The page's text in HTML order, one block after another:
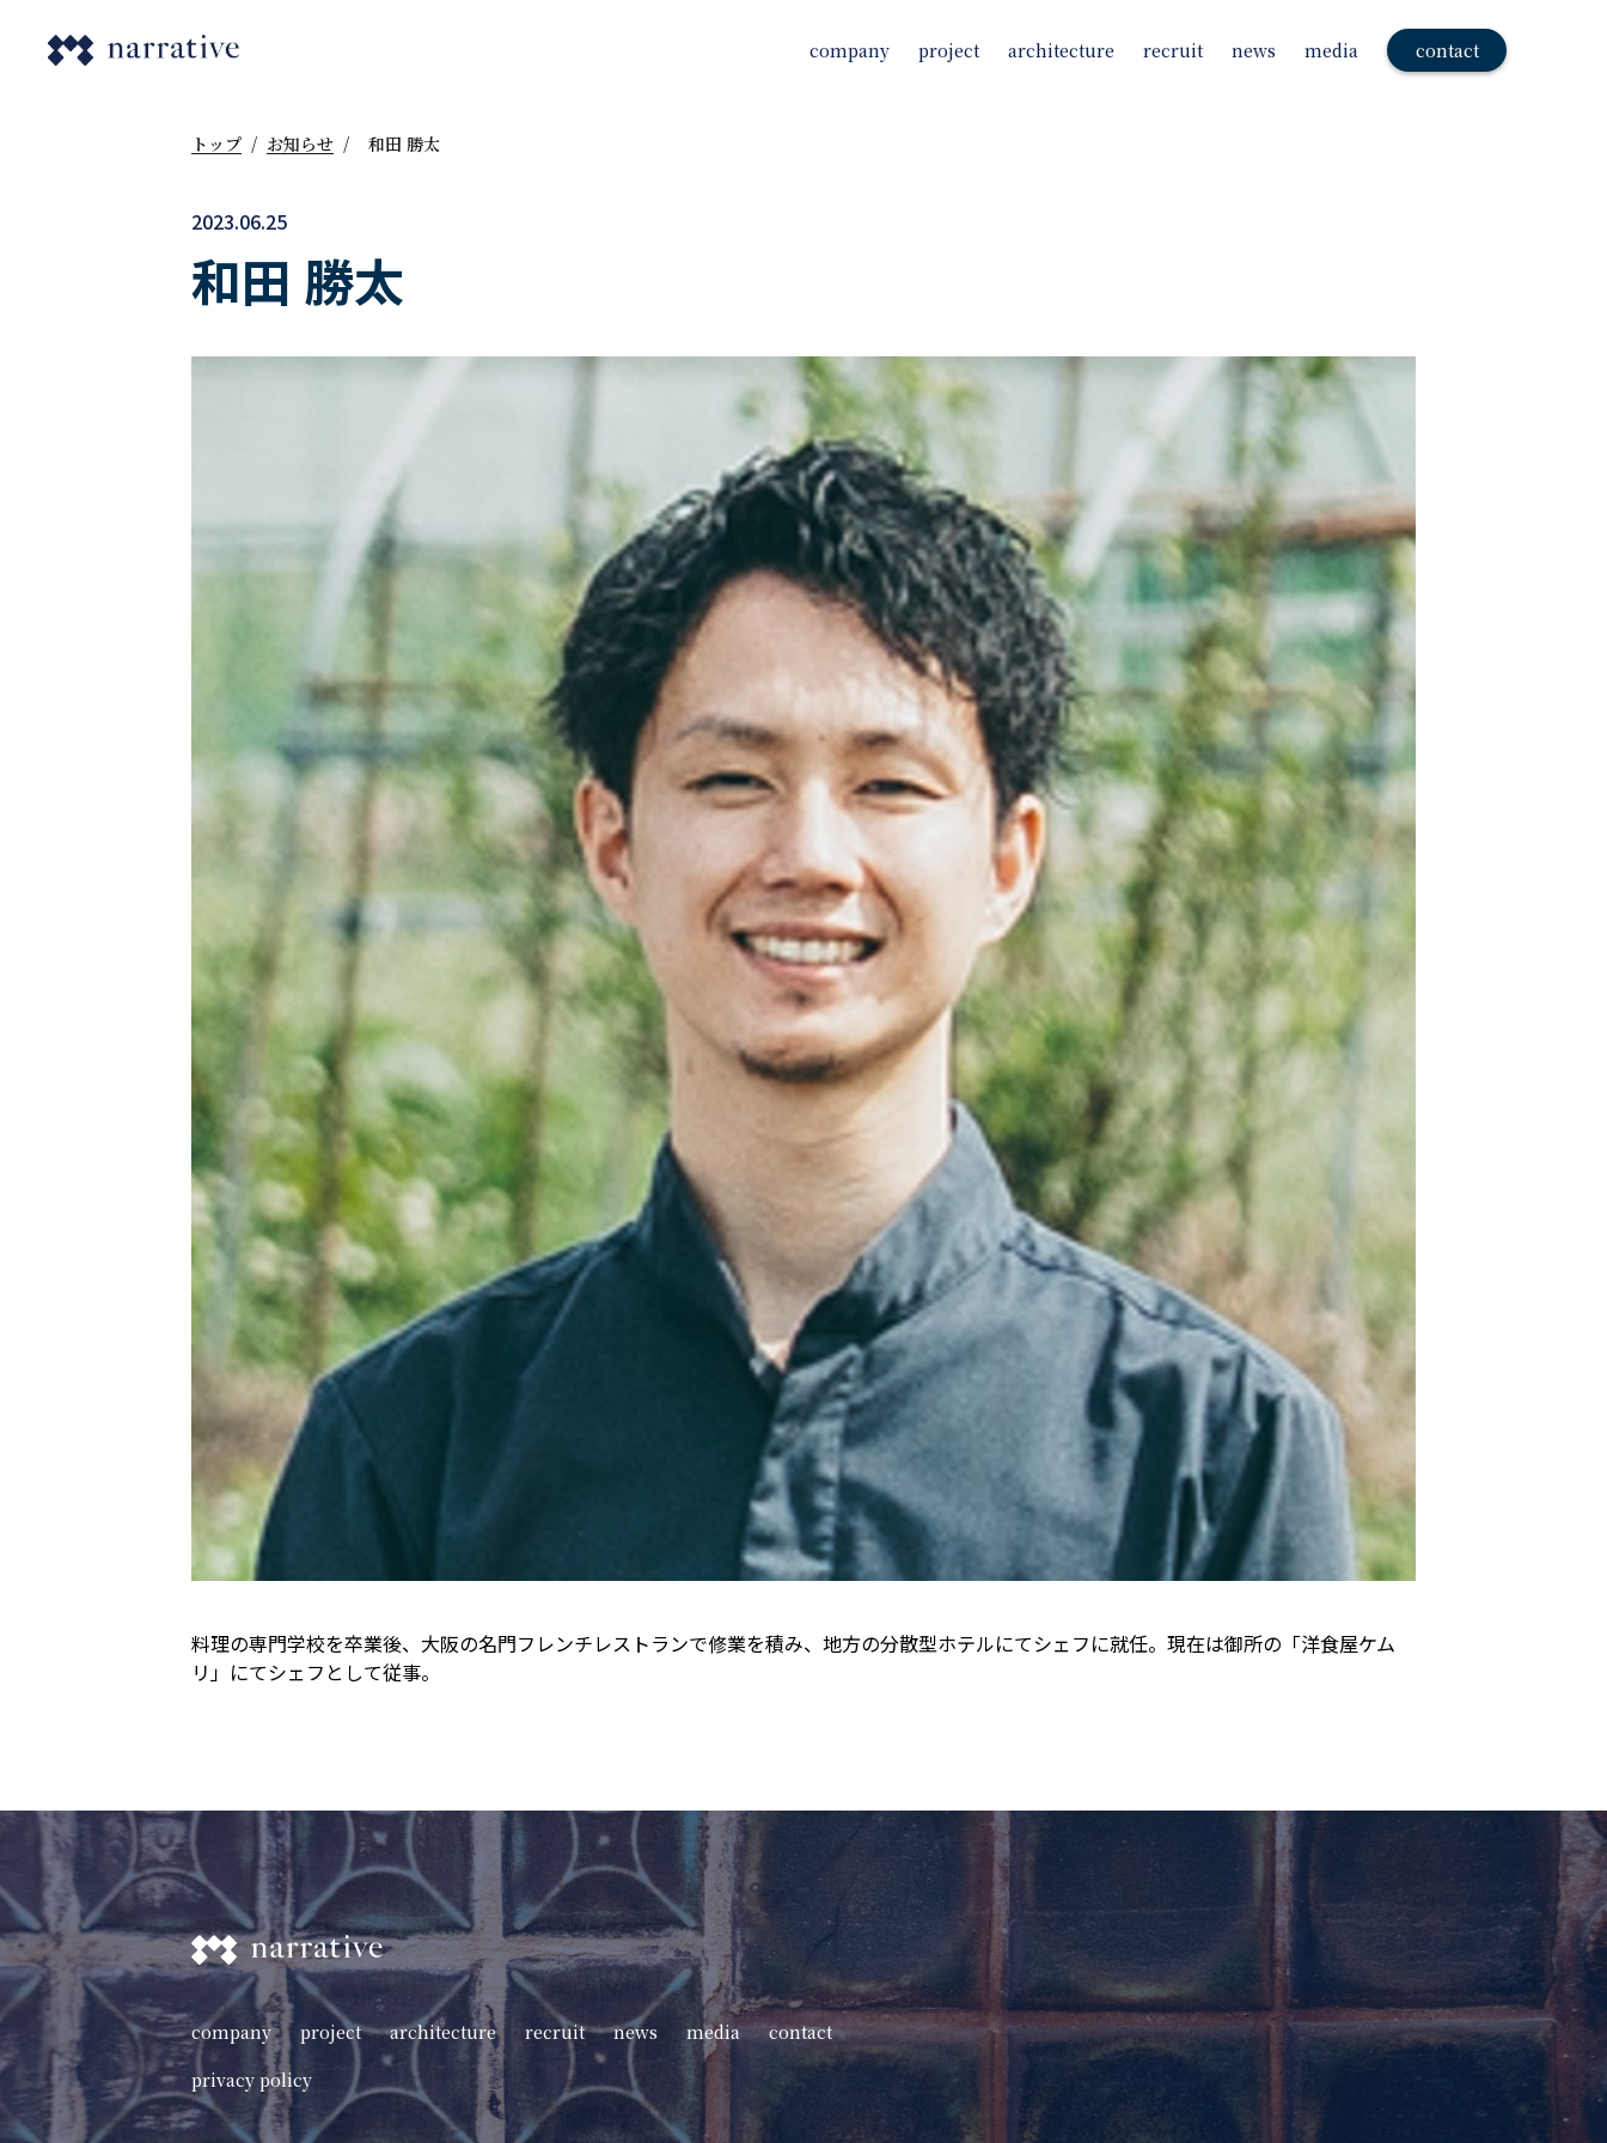
company project architecture recruit news media contact
トップ / お知らせ / 和田 勝太
2023.06.25
和田 勝太
料理の専門学校を卒業後、大阪の名門フレンチレストランで修業を積み、地方の分散型ホテルにてシェフに就任。現在は御所の「洋食屋ケム
リ」にてシェフとして従事。
company project architecture recruit news media
contact
privacy policy